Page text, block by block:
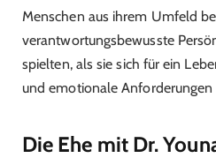
Menschen aus ihrem Umfeld
verantwortungsbewusste
spielten, als sie sich für ein
und emotionale
Die Ehe mit Dr.